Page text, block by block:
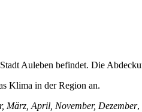
Auleben befindet. Die
Klima in der Region an.
März, April, November, Dezember,